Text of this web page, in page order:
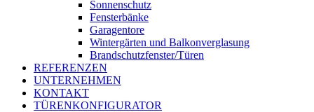
Sonnenschutz
Fensterbänke
Garagentore
Wintergärten und Balkonverglasung
Brandschutzfenster/Türen
REFERENZEN
UNTERNEHMEN
KONTAKT
TÜRENKONFIGURATOR